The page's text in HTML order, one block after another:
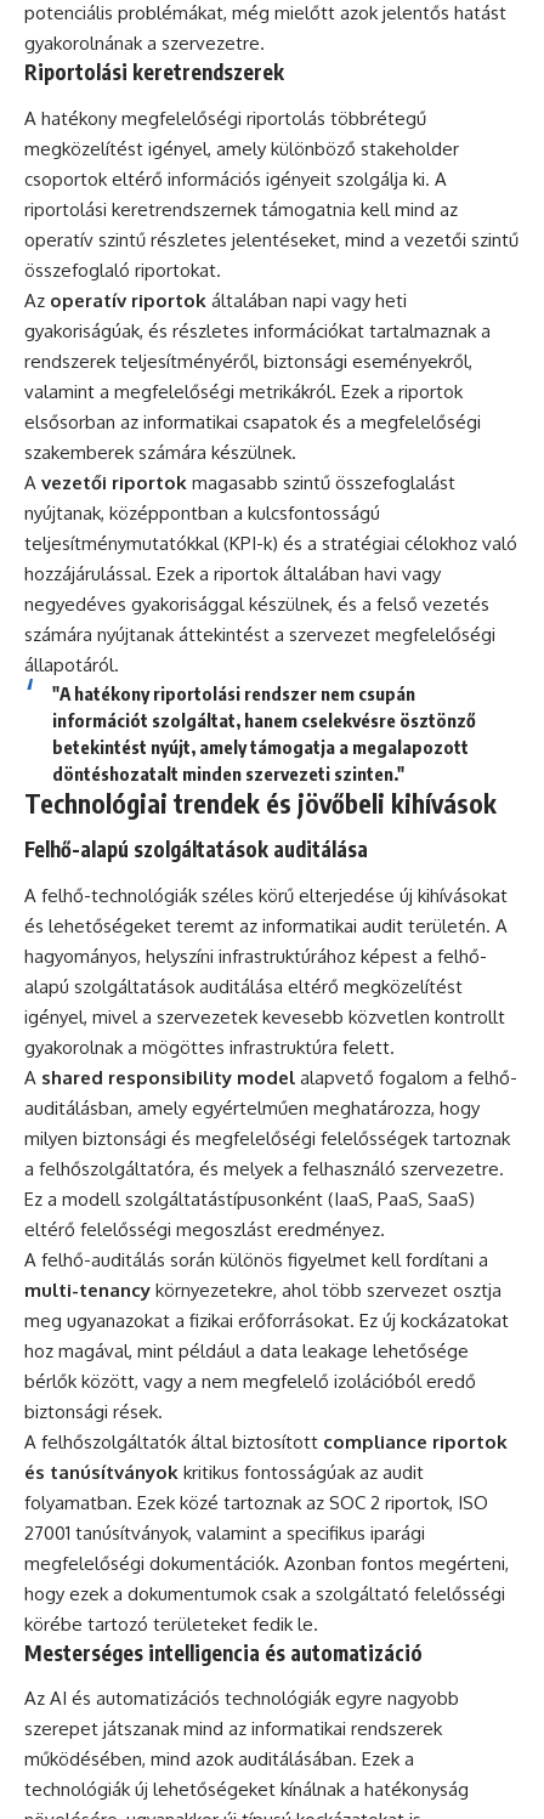
potenciális problémákat, még mielőtt azok jelentős hatást
gyakorolnának a szervezetre.
Riportolási keretrendszerek
A hatékony megfelelőségi riportolás többrétegű
megközelítést igényel, amely különböző stakeholder
csoportok eltérő információs igényeit szolgálja ki. A
riportolási keretrendszernek támogatnia kell mind az
operatív szintű részletes jelentéseket, mind a vezetői szintű
összefoglaló riportokat.
Az operatív riportok általában napi vagy heti
gyakoriságúak, és részletes információkat tartalmaznak a
rendszerek teljesítményéről, biztonsági eseményekről,
valamint a megfelelőségi metrikákról. Ezek a riportok
elsősorban az informatikai csapatok és a megfelelőségi
szakemberek számára készülnek.
A vezetői riportok magasabb szintű összefoglalást
nyújtanak, középpontban a kulcsfontosságú
teljesítménymutatókkal (KPI-k) és a stratégiai célokhoz való
hozzájárulással. Ezek a riportok általában havi vagy
negyedéves gyakorisággal készülnek, és a felső vezetés
számára nyújtanak áttekintést a szervezet megfelelőségi
állapotáról.
"A hatékony riportolási rendszer nem csupán
információt szolgáltat, hanem cselekvésre ösztönző
betekintést nyújt, amely támogatja a megalapozott
döntéshozatalt minden szervezeti szinten."
Technológiai trendek és jövőbeli kihívások
Felhő-alapú szolgáltatások auditálása
A felhő-technológiák széles körű elterjedése új kihívásokat
és lehetőségeket teremt az informatikai audit területén. A
hagyományos, helyszíni infrastruktúrához képest a felhő-
alapú szolgáltatások auditálása eltérő megközelítést
igényel, mivel a szervezetek kevesebb közvetlen kontrollt
gyakorolnak a mögöttes infrastruktúra felett.
A shared responsibility model alapvető fogalom a felhő-
auditálásban, amely egyértelműen meghatározza, hogy
milyen biztonsági és megfelelőségi felelősségek tartoznak
a felhőszolgáltatóra, és melyek a felhasználó szervezetre.
Ez a modell szolgáltatástípusonként (IaaS, PaaS, SaaS)
eltérő felelősségi megoszlást eredményez.
A felhő-auditálás során különös figyelmet kell fordítani a
multi-tenancy környezetekre, ahol több szervezet osztja
meg ugyanazokat a fizikai erőforrásokat. Ez új kockázatokat
hoz magával, mint például a data leakage lehetősége
bérlők között, vagy a nem megfelelő izolációból eredő
biztonsági rések.
A felhőszolgáltatók által biztosított compliance riportok
és tanúsítványok kritikus fontosságúak az audit
folyamatban. Ezek közé tartoznak az SOC 2 riportok, ISO
27001 tanúsítványok, valamint a specifikus iparági
megfelelőségi dokumentációk. Azonban fontos megérteni,
hogy ezek a dokumentumok csak a szolgáltató felelősségi
körébe tartozó területeket fedik le.
Mesterséges intelligencia és automatizáció
Az AI és automatizációs technológiák egyre nagyobb
szerepet játszanak mind az informatikai rendszerek
működésében, mind azok auditálásában. Ezek a
technológiák új lehetőségeket kínálnak a hatékonyság